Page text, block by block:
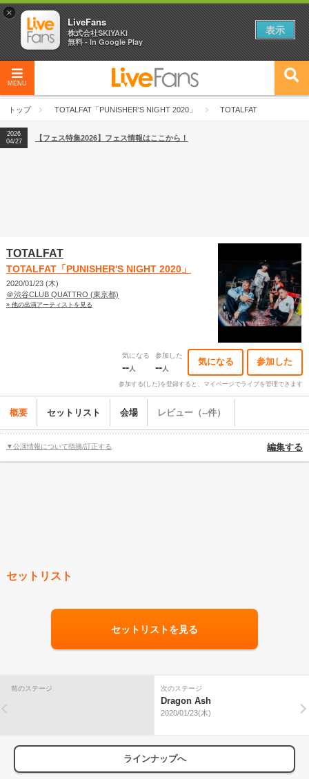
MENU
トップ TOTALFAT「PUNISHER'S NIGHT 2020」 TOTALFAT
2026
04/27
2026
【ライブ動員ランキング】2026年上半期編発表！
2026
04/27
【フェス特集2026】フェス情報はここから！
TOTALFAT
TOTALFAT「PUNISHER'S NIGHT 2020」
2020/01/23 (木)
＠渋谷CLUB QUATTRO (東京都)
» 他の出演アーティストを見る
気になる
--人
参加した
--人
気になる 参加した
参加する(した)を登録すると、マイページでライブを管理できます
概要 セットリスト 会場 レビュー（--件）
▼公演情報について指摘/訂正する 編集する
セットリスト
セットリストを見る
前のステージ 次のステージ
Dragon Ash
2020/01/23(木)
ラインナップへ
×
LiveFans
株式会社SKIYAKI
無料 - In Google Play
表示